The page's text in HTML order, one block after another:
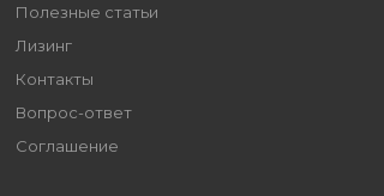
Полезные статьи
Лизинг
Контакты
Вопрос-ответ
Соглашение